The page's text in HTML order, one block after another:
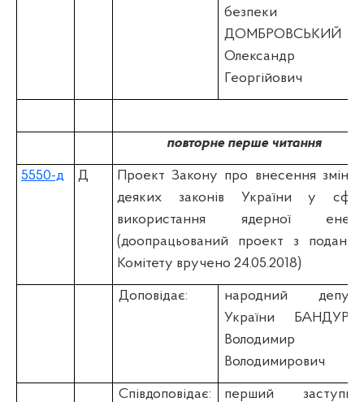
безпеки
ДОМБРОВСЬКИЙ
Олександр
Георгійович
повторне перше читання
5550-д Д
Проект Закону про внесення змін
деяких законів України у
використання ядерної
(доопрацьований проект з
Комітету вручено 24.05.2018)
Доповідає:
народний
України
Володимир
Володимирович
Співдоповідає:
перший